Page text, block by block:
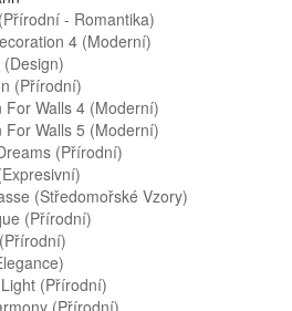
- Romantika)
4 (moderní)
(design)
(přírodní)
For Walls 4 (moderní)
For Walls 5 (moderní)
(přírodní)
(středomořské Vzory)
(přírodní)
(přírodní)